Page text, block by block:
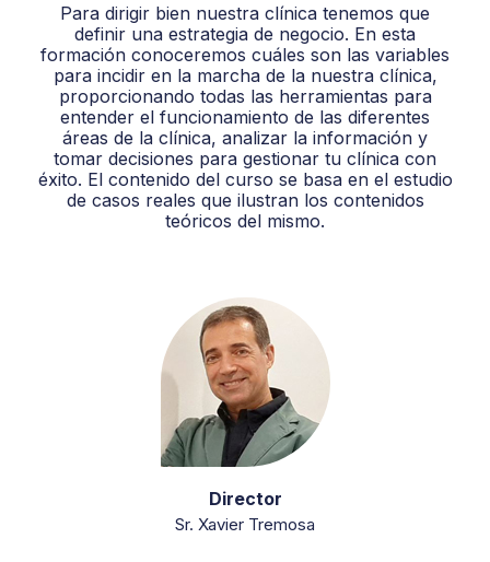
Para dirigir bien nuestra clínica tenemos que
definir una estrategia de negocio. En esta
formación conoceremos cuáles son las variables
para incidir en la marcha de la nuestra clínica,
proporcionando todas las herramientas para
entender el funcionamiento de las diferentes
áreas de la clínica, analizar la información y
tomar decisiones para gestionar tu clínica con
éxito. El contenido del curso se basa en el estudio
de casos reales que ilustran los contenidos
teóricos del mismo.
Director
Sr. Xavier Tremosa